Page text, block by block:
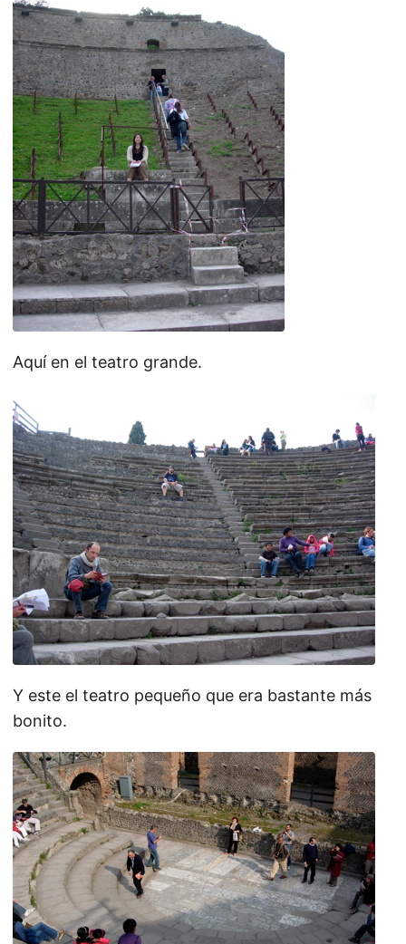
Aquí en el teatro grande.
Y este el teatro pequeño que era bastante más
bonito.